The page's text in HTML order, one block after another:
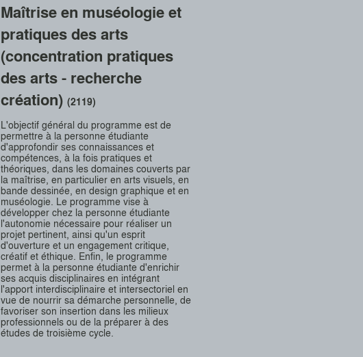
Maîtrise en muséologie et
pratiques des arts
(concentration pratiques
des arts - recherche
création)(2119)
L'objectif général du programme est de
permettre à la personne étudiante
d'approfondir ses connaissances et
compétences, à la fois pratiques et
théoriques, dans les domaines couverts par
la maîtrise, en particulier en arts visuels, en
bande dessinée, en design graphique et en
muséologie. Le programme vise à
développer chez la personne étudiante
l'autonomie nécessaire pour réaliser un
projet pertinent, ainsi qu'un esprit
d'ouverture et un engagement critique,
créatif et éthique. Enfin, le programme
permet à la personne étudiante d'enrichir
ses acquis disciplinaires en intégrant
l'apport interdisciplinaire et intersectoriel en
vue de nourrir sa démarche personnelle, de
favoriser son insertion dans les milieux
professionnels ou de la préparer à des
études de troisième cycle.